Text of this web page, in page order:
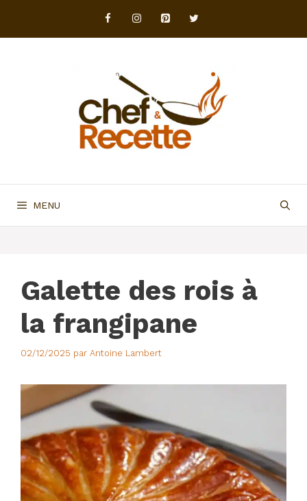
contenu
MENU
Galette des rois à
la frangipane
02/12/2025 par Antoine Lambert